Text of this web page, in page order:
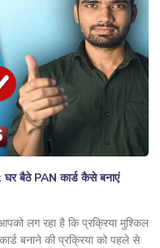
बैठे PAN कार्ड कैसे बनाएं
लग रहा है कि प्रक्रिया मुश्किल
बनाने की प्रक्रिया को पहले से